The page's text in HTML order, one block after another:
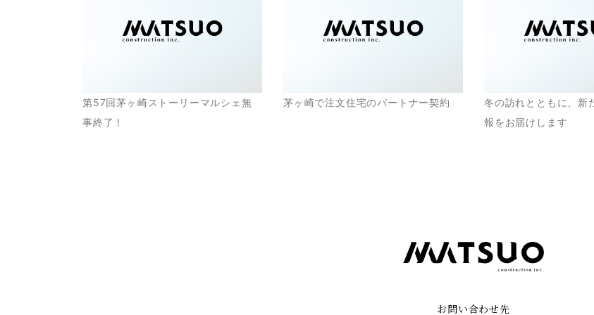
第57回茅ヶ崎ストーリーマルシェ無
事終了！
茅ヶ崎で注文住宅のパートナー契約
冬の訪れとともに、新
報をお届けします
お問い合わせ先